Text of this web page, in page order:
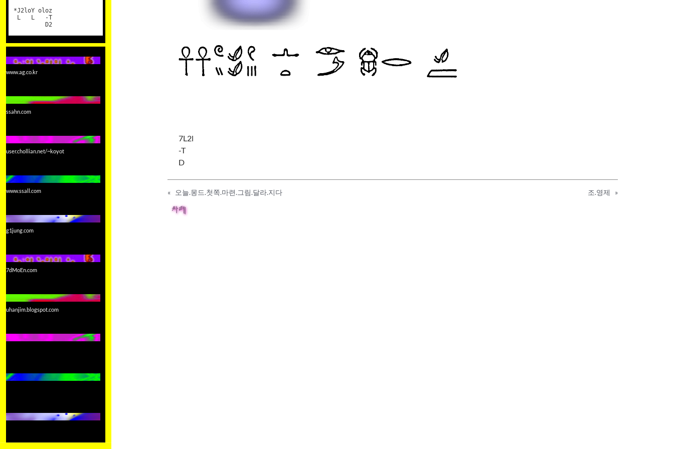
7L2l
-T
D
« 오늘.몽드.첫쪽.마련.그림.달라.지다 조.영제 »
차례
*J2loY oloz
L L -T
D2
www.ag.co.kr
ssahn.com
user.chollian.net/~koyot
www.ssall.com
g1jung.com
7dMoEn.com
uhanjim.blogspot.com